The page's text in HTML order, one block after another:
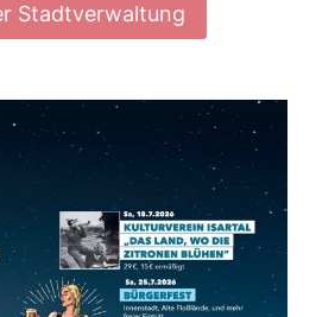
Stadtverwaltung